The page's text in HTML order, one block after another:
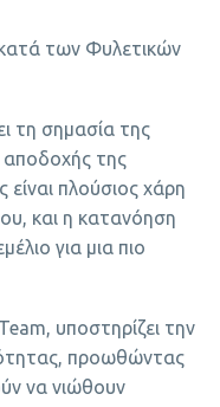
των Φυλετικών
τη σημασία της
αποδοχής της
πλούσιος χάρη
και η κατανόηση
για μια πιο
υποστηρίζει την
προωθώντας
να νιώθουν